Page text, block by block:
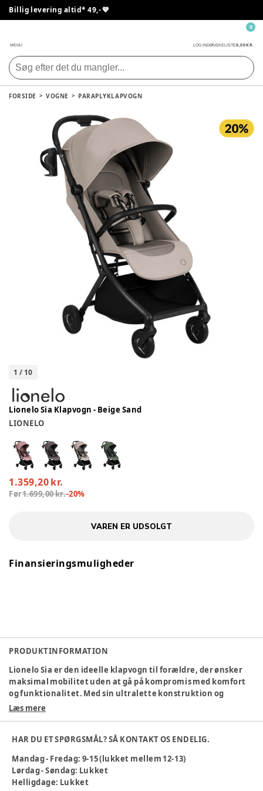
Billig levering altid* 49,- 💙
MENU LOG INDØNSKELISTE0,00 KR.
0
FORSIDE VOGNE PARAPLYKLAPVOGN
1 / 10
Lionelo Sia Klapvogn - Beige Sand
LIONELO
1.359,20 kr.
Før1.699,00 kr.-20%
VAREN ER UDSOLGT
Finansieringsmuligheder
PRODUKTINFORMATION
Lionelo Sia er den ideelle klapvogn til forældre, der ønsker
maksimal mobilitet uden at gå på kompromis med komfort
og funktionalitet. Med sin ultralette konstruktion og
kompakte størrelse er den nem at tage med overalt - fra
praktiske detaljer gør hverdagen lettere, mens det åndbare
trygt og komfortabelt. Samtidig står vognen selv, når den er
foldet sammen, og leveres med praktisk tilbehør, så du er
klar til alle situationer fra start.
Læs mere
HAR DU ET SPØRGSMÅL? SÅ KONTAKT OS ENDELIG.
Mandag - Fredag: 9-15 (lukket mellem 12-13)
Lørdag - Søndag: Lukket
Helligdage: Lukket